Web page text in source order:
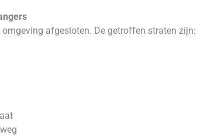
afgesloten. De getroffen straten zijn: